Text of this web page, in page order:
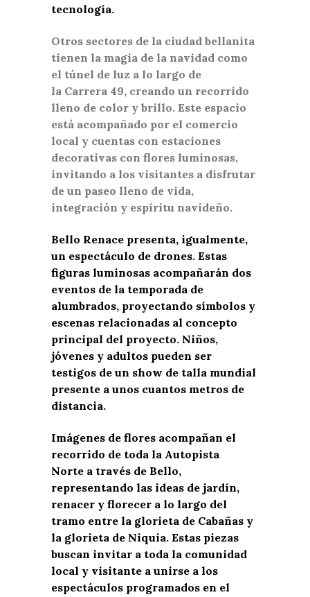
tecnología.
Otros sectores de la ciudad bellanita
tienen la magia de la navidad como
el túnel de luz a lo largo de
la Carrera 49, creando un recorrido
lleno de color y brillo. Este espacio
está acompañado por el comercio
local y cuentas con estaciones
decorativas con flores luminosas,
invitando a los visitantes a disfrutar
de un paseo lleno de vida,
integración y espíritu navideño.
Bello Renace presenta, igualmente,
un espectáculo de drones. Estas
figuras luminosas acompañarán dos
eventos de la temporada de
alumbrados, proyectando símbolos y
escenas relacionadas al concepto
principal del proyecto. Niños,
jóvenes y adultos pueden ser
testigos de un show de talla mundial
presente a unos cuantos metros de
distancia.
Imágenes de flores acompañan el
recorrido de toda la Autopista
Norte a través de Bello,
representando las ideas de jardín,
renacer y florecer a lo largo del
tramo entre la glorieta de Cabañas y
la glorieta de Niquia. Estas piezas
buscan invitar a toda la comunidad
local y visitante a unirse a los
espectáculos programados en el